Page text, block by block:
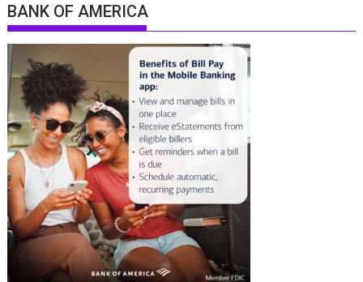
BANK OF AMERICA